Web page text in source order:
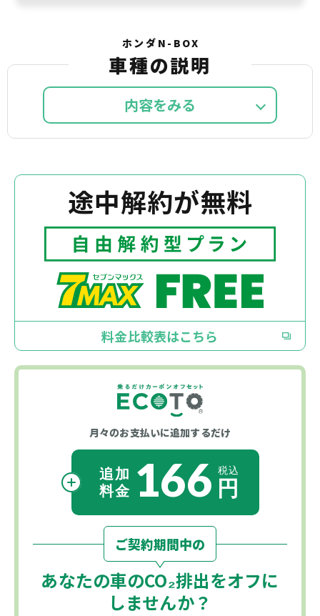
ホンダN-BOX
車種の説明
内容を
途中解約が無料
料金比較表はこちら
月々のお支払いに追加するだけ
166
ご契約期間中の
あなたの車のCO₂排出をオフに
しませんか？